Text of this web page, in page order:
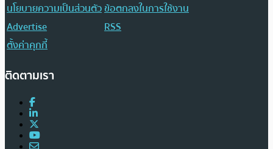
นโยบายความเป็นส่วนตัวข้อตกลงในการใช้งาน
Advertise
RSS
ตั้งค่าคุกกี้
ติดตามเรา